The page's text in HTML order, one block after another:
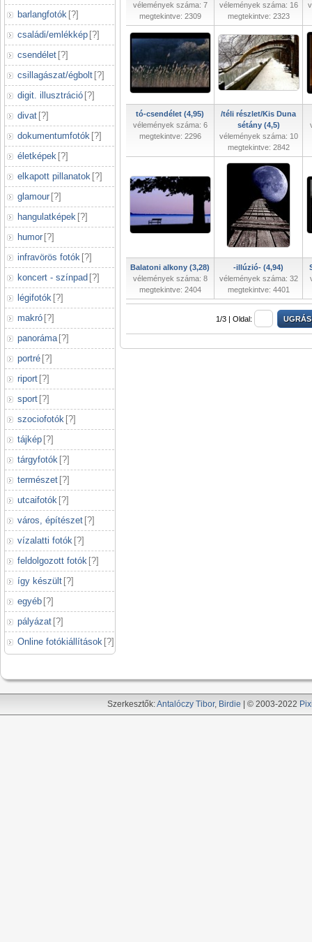
barlangfotók [?]
családi/emlékkép [?]
csendélet [?]
csillagászat/égbolt [?]
digit. illusztráció [?]
divat [?]
dokumentumfotók [?]
életképek [?]
elkapott pillanatok [?]
glamour [?]
hangulatképek [?]
humor [?]
infravörös fotók [?]
koncert - színpad [?]
légifotók [?]
makró [?]
panoráma [?]
portré [?]
riport [?]
sport [?]
szociofotók [?]
tájkép [?]
tárgyfotók [?]
természet [?]
utcaifotók [?]
város, építészet [?]
vízalatti fotók [?]
feldolgozott fotók [?]
így készült [?]
egyéb [?]
pályázat [?]
Online fotókiállítások [?]
vélemények száma: 7
megtekintve: 2309
vélemények száma: 16
megtekintve: 2323
tó-csendélet (4,95)
vélemények száma: 6
megtekintve: 2296
/téli részlet/Kis Duna
sétány (4,5)
vélemények száma: 10
megtekintve: 2842
Balatoni alkony (3,28)
vélemények száma: 8
megtekintve: 2404
-illúzió- (4,94)
vélemények száma: 32
megtekintve: 4401
1/3 | Oldal:
Szerkesztők:Antalóczy Tibor, Birdie | © 2003-2022